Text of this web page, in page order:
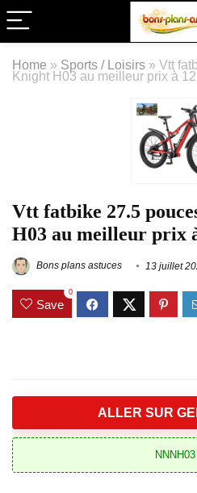
Home » Sports / Loisirs » Vtt
Knight H03 au meilleur prix à
Vtt fatbike 27.5
H03 au meilleur prix
Bons plans astuces 13 juillet
Save
0
ALLER SUR
NNNH03